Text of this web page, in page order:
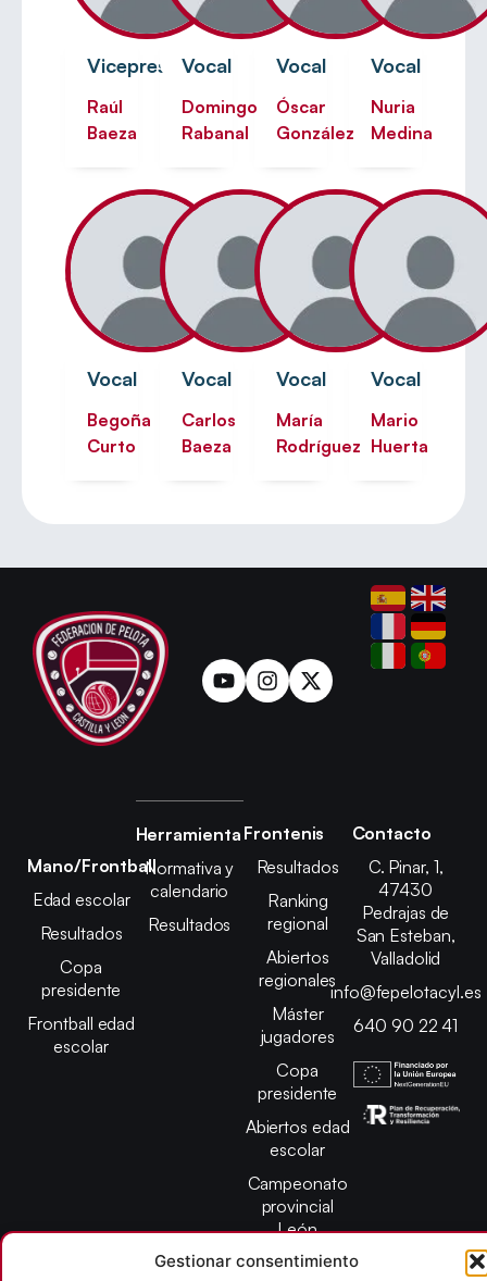
Gestionar consentimiento
Vicepresidente
Raúl
Baeza
Vocal
Domingo
Rabanal
Vocal
Óscar
González
Vocal
Nuria
Medina
Vocal
Begoña
Curto
Vocal
Carlos
Baeza
Vocal
María
Rodríguez
Vocal
Mario
Huerta
Mano/Frontball
Edad escolar
Resultados
Copa
presidente
Frontball edad
escolar
Herramienta
Normativa y
calendario
Resultados
Frontenis
Resultados
Ranking
regional
Abiertos
regionales
Máster
jugadores
Copa
presidente
Abiertos edad
escolar
Campeonato
provincial
León
Contacto
C. Pinar, 1,
47430
Pedrajas de
San Esteban,
Valladolid
info@fepelotacyl.es
640 90 22 41